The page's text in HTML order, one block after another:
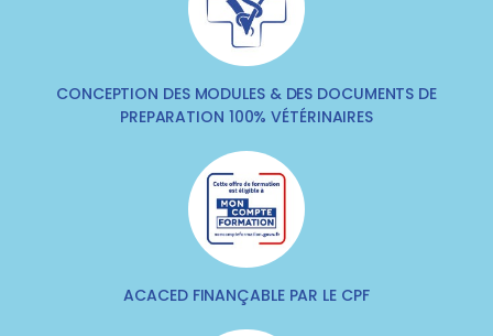
CONCEPTION DES MODULES & DES DOCUMENTS DE
PREPARATION 100% VÉTÉRINAIRES
ACACED FINANÇABLE PAR LE CPF